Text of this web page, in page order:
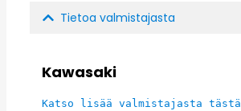
Tietoa valmistajasta
Kawasaki
Katso lisää valmistajasta tästä